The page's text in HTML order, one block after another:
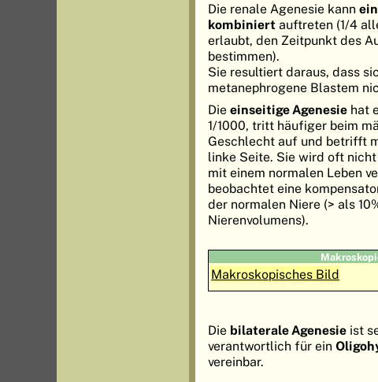
Die renale Agenesie kann
kombiniert auftreten (1/4
erlaubt, den Zeitpunkt des
bestimmen).
Sie resultiert daraus, dass
metanephrogene Blastem
Die einseitige Agenesie hat
1/1000, tritt häufiger beim
Geschlecht auf und betrifft
linke Seite. Sie wird oft
mit einem normalen Leben
beobachtet eine
der normalen Niere (> als
Nierenvolumens).
Makroskopisches Bild
Die bilaterale Agenesie ist
verantwortlich für ein
vereinbar.